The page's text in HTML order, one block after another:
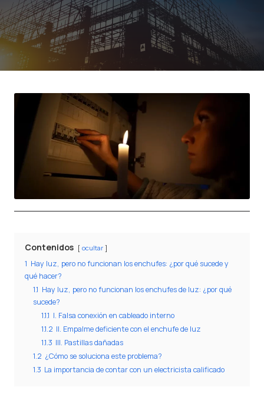
Contenidos ocultar
1 Hay luz, pero no funcionan los enchufes: ¿por qué sucede y
qué hacer?
1.1 Hay luz, pero no funcionan los enchufes de luz: ¿por qué
sucede?
1.1.1 I. Falsa conexión en cableado interno
1.1.2 II. Empalme deficiente con el enchufe de luz
1.1.3 III. Pastillas dañadas
1.2 ¿Cómo se soluciona este problema?
1.3 La importancia de contar con un electricista calificado